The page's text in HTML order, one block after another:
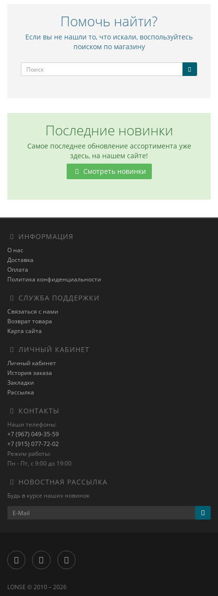
Помочь найти?
Если вы не нашли то, что искали, воспользуйтесь
поиском по магазину
Последние новинки
Самое последнее обновление ассортимента уже
здесь, на нашем сайте!
Смотреть новинки
ИНФОРМАЦИЯ
О нас
Доставка
Оплата
Политика конфиденциальности
СЛУЖБА ПОДДЕРЖКИ
Связаться с нами
Возврат товара
Карта сайта
ЛИЧНЫЙ КАБИНЕТ
Личный кабинет
История заказа
Закладки
Рассылка
КОНТАКТЫ
Наши телефоны:
+7 (967) 049-35-59
+7 (915) 077-72-02
Режим работы:
Пн - Пт, с 9:00 до 19:00
НОВОСТНАЯ РАССЫЛКА
Будь в курсе наших новинок
LONSE © 2010 – 2026